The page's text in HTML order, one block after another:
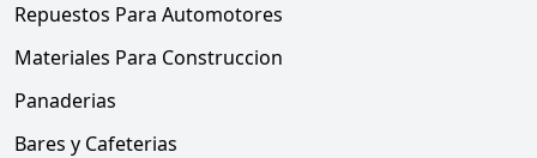
Repuestos Para Automotores
Materiales Para Construccion
Panaderias
Bares y Cafeterias